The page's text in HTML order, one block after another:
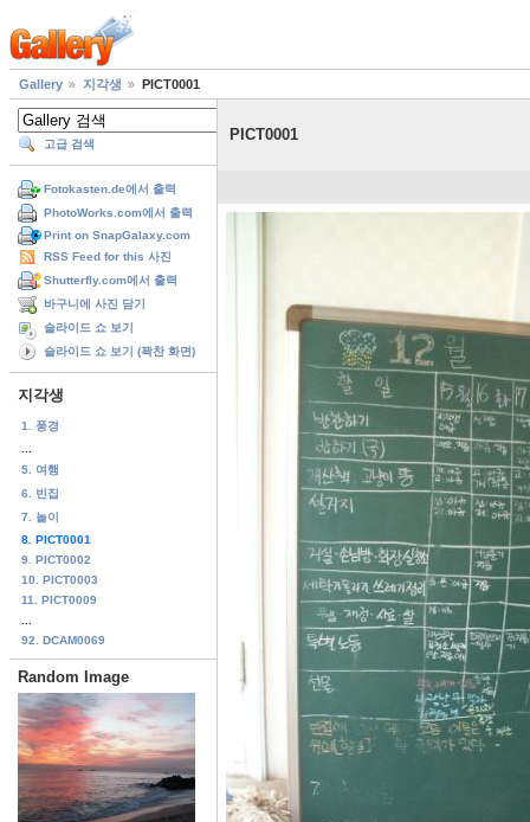
Gallery 지각생 PICT0001
고급 검색
Fotokasten.de에서 출력
PhotoWorks.com에서 출력
Print on SnapGalaxy.com
RSS Feed for this 사진
Shutterfly.com에서 출력
바구니에 사진 담기
슬라이드 쇼 보기
슬라이드 쇼 보기 (꽉찬 화면)
지각생
1. 풍경
5. 여행
6. 빈집
7. 놀이
8. PICT0001
9. PICT0002
10. PICT0003
11. PICT0009
92. DCAM0069
Random Image
PICT0001